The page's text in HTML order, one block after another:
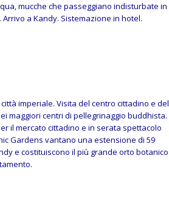
mucche che passeggiano indisturbate in
a Kandy. Sistemazione in hotel.
imperiale. Visita del centro cittadino e del
maggiori centri di pellegrinaggio buddhista.
il mercato cittadino e in serata spettacolo
Gardens vantano una estensione di 59
e costituiscono il più grande orto botanico